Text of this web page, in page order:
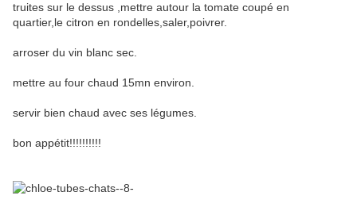
truites sur le dessus ,mettre autour la tomate coupé en
quartier,le citron en rondelles,saler,poivrer.
arroser du vin blanc sec.
mettre au four chaud 15mn environ.
servir bien chaud avec ses légumes.
bon appétit!!!!!!!!!!